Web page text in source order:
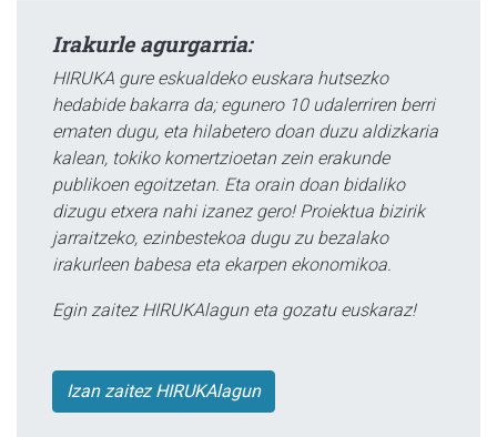
Irakurle agurgarria:
HIRUKA gure eskualdeko euskara hutsezko
hedabide bakarra da; egunero 10 udalerriren berri
ematen dugu, eta hilabetero doan duzu aldizkaria
kalean, tokiko komertzioetan zein erakunde
publikoen egoitzetan. Eta orain doan bidaliko
dizugu etxera nahi izanez gero! Proiektua bizirik
jarraitzeko, ezinbestekoa dugu zu bezalako
irakurleen babesa eta ekarpen ekonomikoa.
Egin zaitez HIRUKAlagun eta gozatu euskaraz!
Izan zaitez HIRUKAlagun